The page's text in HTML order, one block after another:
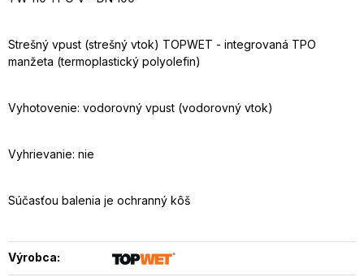
Strešný vpust (strešný vtok) TOPWET - integrovaná TPO
manžeta (termoplastický polyolefin)
Vyhotovenie: vodorovný vpust (vodorovný vtok)
Vyhrievanie: nie
Súčasťou balenia je ochranný kôš
Výrobca: